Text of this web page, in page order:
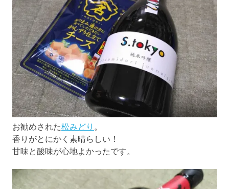
お勧めされた松みどり
香りがとにかく素晴らしい！
甘味と酸味が心地よかったです。